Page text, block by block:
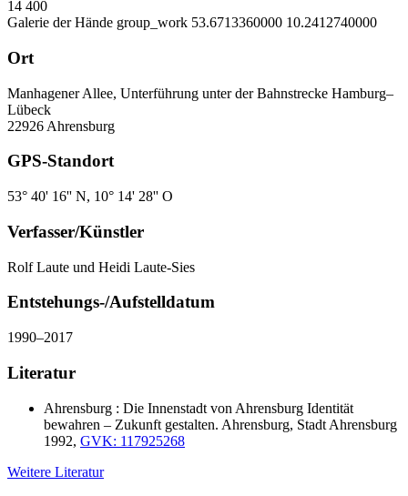
14 400
Galerie der Hände group_work 53.6713360000 10.2412740000
Ort
Manhagener Allee, Unterführung unter der Bahnstrecke Hamburg–
Lübeck
22926 Ahrensburg
GPS-Standort
53° 40' 16'' N, 10° 14' 28'' O
Verfasser/Künstler
Rolf Laute und Heidi Laute-Sies
Entstehungs-/Aufstelldatum
1990–2017
Literatur
Ahrensburg : Die Innenstadt von Ahrensburg Identität
bewahren – Zukunft gestalten. Ahrensburg, Stadt Ahrensburg
1992, GVK: 117925268
Weitere Literatur